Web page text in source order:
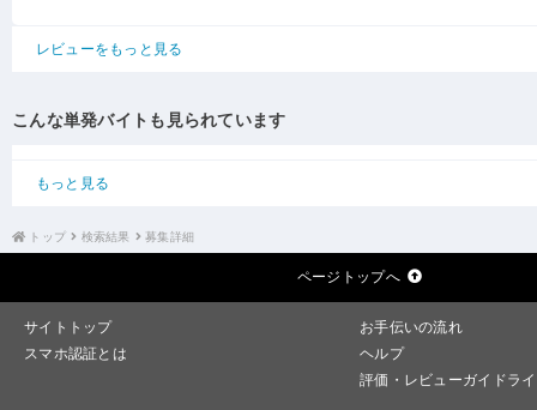
レビューをもっと見る
こんな単発バイトも見られています
もっと見る
トップ 検索結果 募集詳細
ページトップへ
サイトトップ
お手伝いの流れ
スマホ認証とは
ヘルプ
評価・レビューガイドラ